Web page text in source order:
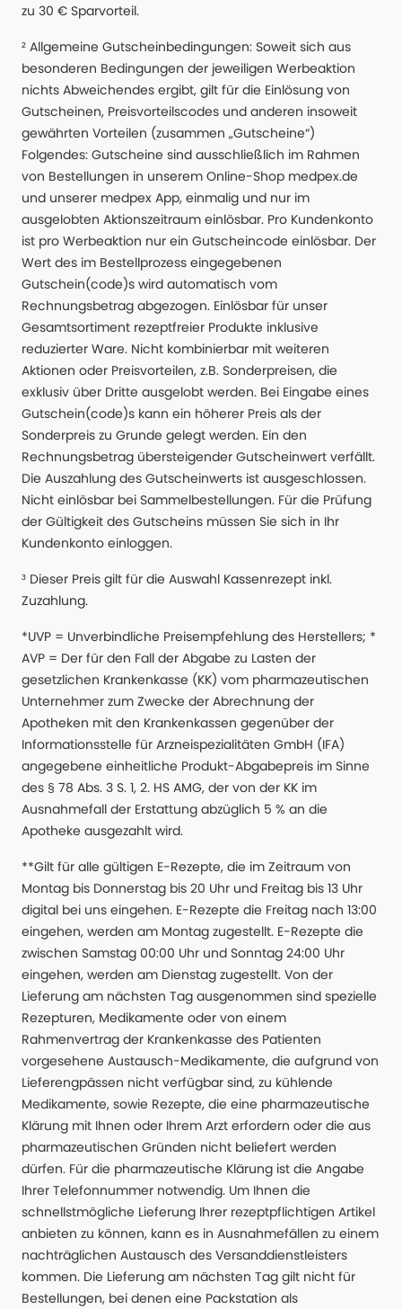
zu 30 € Sparvorteil.
² Allgemeine Gutscheinbedingungen: Soweit sich aus
besonderen Bedingungen der jeweiligen Werbeaktion
nichts Abweichendes ergibt, gilt für die Einlösung von
Gutscheinen, Preisvorteilscodes und anderen insoweit
gewährten Vorteilen (zusammen „Gutscheine“)
Folgendes: Gutscheine sind ausschließlich im Rahmen
von Bestellungen in unserem Online-Shop medpex.de
und unserer medpex App, einmalig und nur im
ausgelobten Aktionszeitraum einlösbar. Pro Kundenkonto
ist pro Werbeaktion nur ein Gutscheincode einlösbar. Der
Wert des im Bestellprozess eingegebenen
Gutschein(code)s wird automatisch vom
Rechnungsbetrag abgezogen. Einlösbar für unser
Gesamtsortiment rezeptfreier Produkte inklusive
reduzierter Ware. Nicht kombinierbar mit weiteren
Aktionen oder Preisvorteilen, z.B. Sonderpreisen, die
exklusiv über Dritte ausgelobt werden. Bei Eingabe eines
Gutschein(code)s kann ein höherer Preis als der
Sonderpreis zu Grunde gelegt werden. Ein den
Rechnungsbetrag übersteigender Gutscheinwert verfällt.
Die Auszahlung des Gutscheinwerts ist ausgeschlossen.
Nicht einlösbar bei Sammelbestellungen. Für die Prüfung
der Gültigkeit des Gutscheins müssen Sie sich in Ihr
Kundenkonto einloggen.
³ Dieser Preis gilt für die Auswahl Kassenrezept inkl.
Zuzahlung.
*UVP = Unverbindliche Preisempfehlung des Herstellers; *
AVP = Der für den Fall der Abgabe zu Lasten der
gesetzlichen Krankenkasse (KK) vom pharmazeutischen
Unternehmer zum Zwecke der Abrechnung der
Apotheken mit den Krankenkassen gegenüber der
Informationsstelle für Arzneispezialitäten GmbH (IFA)
angegebene einheitliche Produkt-Abgabepreis im Sinne
des § 78 Abs. 3 S. 1, 2. HS AMG, der von der KK im
Ausnahmefall der Erstattung abzüglich 5 % an die
Apotheke ausgezahlt wird.
**Gilt für alle gültigen E-Rezepte, die im Zeitraum von
Montag bis Donnerstag bis 20 Uhr und Freitag bis 13 Uhr
digital bei uns eingehen. E-Rezepte die Freitag nach 13:00
eingehen, werden am Montag zugestellt. E-Rezepte die
zwischen Samstag 00:00 Uhr und Sonntag 24:00 Uhr
eingehen, werden am Dienstag zugestellt. Von der
Lieferung am nächsten Tag ausgenommen sind spezielle
Rezepturen, Medikamente oder von einem
Rahmenvertrag der Krankenkasse des Patienten
vorgesehene Austausch-Medikamente, die aufgrund von
Lieferengpässen nicht verfügbar sind, zu kühlende
Medikamente, sowie Rezepte, die eine pharmazeutische
Klärung mit Ihnen oder Ihrem Arzt erfordern oder die aus
pharmazeutischen Gründen nicht beliefert werden
dürfen. Für die pharmazeutische Klärung ist die Angabe
Ihrer Telefonnummer notwendig. Um Ihnen die
schnellstmögliche Lieferung Ihrer rezeptpflichtigen Artikel
anbieten zu können, kann es in Ausnahmefällen zu einem
nachträglichen Austausch des Versanddienstleisters
kommen. Die Lieferung am nächsten Tag gilt nicht für
Bestellungen, bei denen eine Packstation als